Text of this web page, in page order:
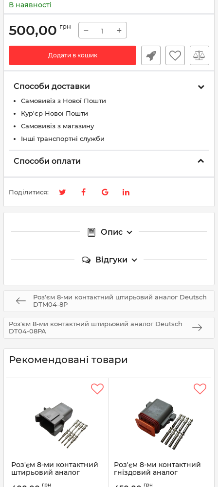
В наявності
500,00 грн − +
Додати в кошик
Способи доставки
Самовивіз з Нової Пошти
Кур'єр Нової Пошти
Самовивіз з магазину
Інші транспортні служби
Способи оплати
Поділитися:
Опис
Відгуки
Роз'єм 8-ми контактний штирьовий аналог Deutsch
DTM04-8P
Роз'єм 8-ми контактний штирьовий аналог Deutsch
DT04-08PA
Рекомендовані товари
Роз'єм 8-ми контактний
штирьовий аналог
грн
Роз'єм 8-ми контактний
гніздовий аналог
грн